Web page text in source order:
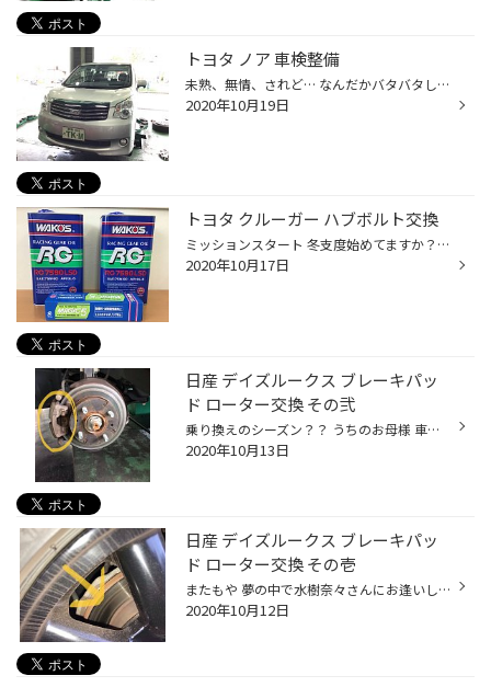
トヨタ ノア 車検整備
未熟、無情、されど… なんだかバタバタしてきましたうちのお店 スタッドレスタイヤへの交換や履き替え、車検整備やらなんやら… もちろん商談も結構きています、特にスタッドレスタイヤの商談です 今年は早いです、ありがたいです、皆さま分散してご来店していただけて^ ^ 感染予防にもつながって非...
2020年10月19日
トヨタ クルーガー ハブボルト交換
ミッションスタート 冬支度始めてますか？？ 寒いですよね急に(*_*) 今年のお店の混み具合予想は全然わかりません 「密集を避ける」というのが習慣化されつつあるのか 既にスタッドレス履き替え、新品取り付けスタートしています！！ 例年よりかなーり早いです！！ 皆様も早めの冬支度をお勧めしま...
2020年10月17日
日産 デイズルークス ブレーキパッ
ド ローター交換 その弐
乗り換えのシーズン？？ うちのお母様 車の乗り換えを検討中です もう15年乗ったからなぁ…あの車 マツダのベリーサくん あまり馴染みのない車かもしれませんが、当時はこの装備でこの価格なの！？っていうくらい豪華でハイソな車でした まだ全然乗れるんですが、年数経過による自動車税の引き上げ ...
2020年10月13日
日産 デイズルークス ブレーキパッ
ド ローター交換 その壱
またもや 夢の中で水樹奈々さんにお逢いしました なんだろう、なんか、旅行なのかな？？女子会なのかな？？ 水樹奈々さんとあたしは旅行に行きました 他にも女性声優さんが何人かいらしていました なぜかあたしもそこにいるという謎のシチュエーション どこへ行ったかわかりませんが旅館のゲームコ...
2020年10月12日